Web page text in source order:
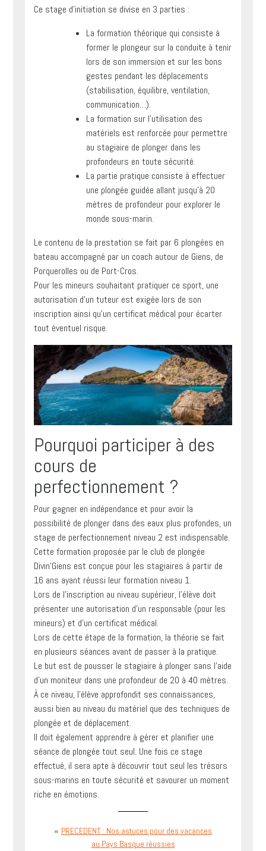
Ce stage d’initiation se divise en 3 parties :
La formation théorique qui consiste à
former le plongeur sur la conduite à tenir
lors de son immersion et sur les bons
gestes pendant les déplacements
(stabilisation, équilibre, ventilation,
communication…).
La formation sur l’utilisation des
matériels est renforcée pour permettre
au stagiaire de plonger dans les
profondeurs en toute sécurité.
La partie pratique consiste à effectuer
une plongée guidée allant jusqu’à 20
mètres de profondeur pour explorer le
monde sous-marin.
Le contenu de la prestation se fait par 6 plongées en
bateau accompagné par un coach autour de Giens, de
Porquerolles ou de Port-Cros.
Pour les mineurs souhaitant pratiquer ce sport, une
autorisation d’un tuteur est exigée lors de son
inscription ainsi qu’un certificat médical pour écarter
tout éventuel risque.
Pourquoi participer à des
cours de
perfectionnement ?
Pour gagner en indépendance et pour avoir la
possibilité de plonger dans des eaux plus profondes, un
stage de perfectionnement niveau 2 est indispensable.
Cette formation proposée par le club de plongée
Divin’Giens est conçue pour les stagiaires à partir de
16 ans ayant réussi leur formation niveau 1.
Lors de l’inscription au niveau supérieur, l’élève doit
présenter une autorisation d’un responsable (pour les
mineurs) et d’un certificat médical.
Lors de cette étape de la formation, la théorie se fait
en plusieurs séances avant de passer à la pratique.
Le but est de pousser le stagiaire à plonger sans l’aide
d’un moniteur dans une profondeur de 20 à 40 mètres.
À ce niveau, l’élève approfondit ses connaissances,
aussi bien au niveau du matériel que des techniques de
plongée et de déplacement.
Il doit également apprendre à gérer et planifier une
séance de plongée tout seul. Une fois ce stage
effectué, il sera apte à découvrir tout seul les trésors
sous-marins en toute sécurité et savourer un moment
riche en émotions.
« PRECEDENT : Nos astuces pour des vacances
au Pays Basque réussies